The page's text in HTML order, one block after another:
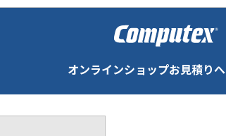
オンラインショップお見積りへ